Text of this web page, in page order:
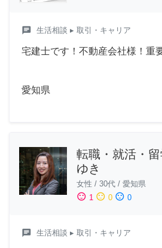
chat 生活相談 ▸ 取引・キャリア
宅建士です！不動産会社様！重
愛知県
転職・就活・
ゆき
女性 / 30代 / 愛知県
sentiment_satisfied 1 sentiment_neutral 0 sentiment_dissatisfied 0
chat 生活相談 ▸ 取引・キャリア